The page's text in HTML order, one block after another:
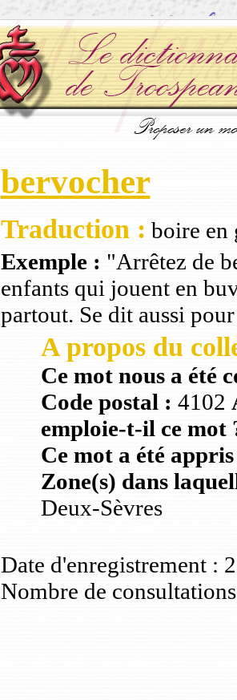
bervocher
Traduction : boire en
Exemple : "Arrêtez de
enfants qui jouent en
partout. Se dit aussi
A propos du
Ce mot nous a été
Code postal : 4102
emploie-t-il ce mot
Ce mot a été
Zone(s) dans
Deux-Sèvres
Date d'enregistrement :
Nombre de